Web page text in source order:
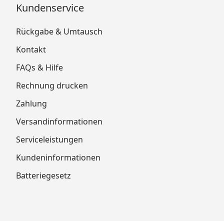
Kundenservice
Rückgabe & Umtausch
Kontakt
FAQs & Hilfe
Rechnung drucken
Zahlung
Versandinformationen
Serviceleistungen
Kundeninformationen
Batteriegesetz